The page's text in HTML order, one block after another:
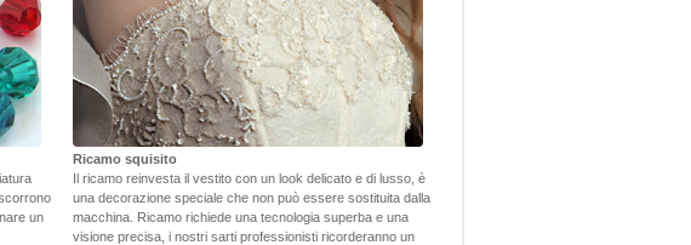
un
Ricamo squisito
Il ricamo reinvesta il vestito con un look delicato e di lusso, è
una decorazione speciale che non può essere sostituita dalla
macchina. Ricamo richiede una tecnologia superba e una
visione precisa, i nostri sarti professionisti ricorderanno un